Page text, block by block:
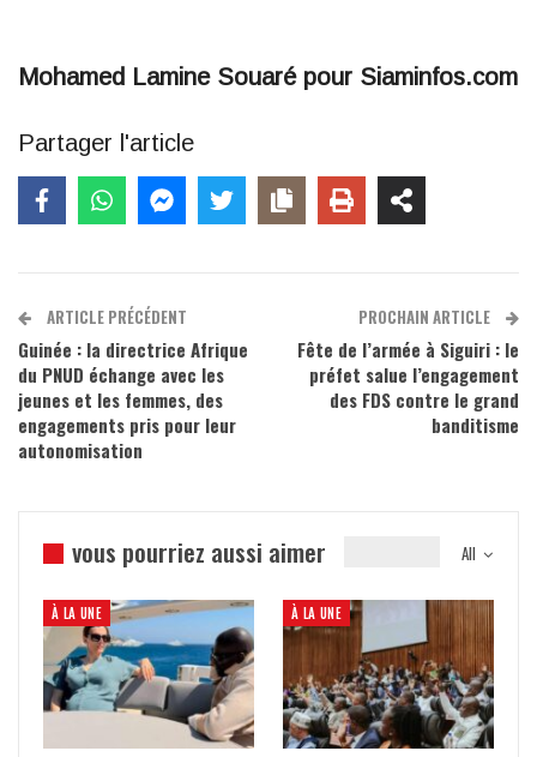
Mohamed Lamine Souaré pour Siaminfos.com
Partager l'article
ARTICLE PRÉCÉDENT
Guinée : la directrice Afrique
du PNUD échange avec les
jeunes et les femmes, des
engagements pris pour leur
autonomisation
PROCHAIN ARTICLE
Fête de l’armée à Siguiri : le
préfet salue l’engagement
des FDS contre le grand
banditisme
All
vous pourriez aussi aimer
À LA UNE À LA UNE